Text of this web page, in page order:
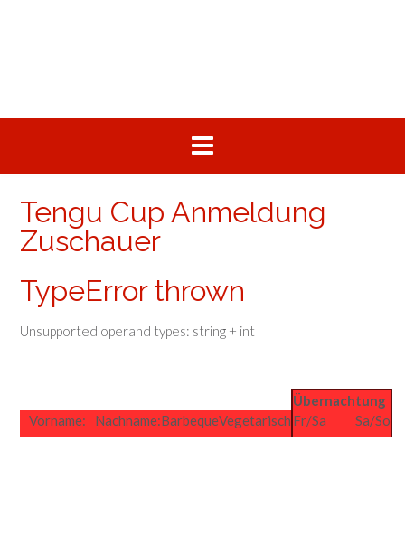
Tengu Cup Anmeldung
Zuschauer
TypeError thrown
Unsupported operand types: string + int
Übernachtung
Vorname:
Nachname:BarbequeVegetarisch Fr/Sa Sa/So